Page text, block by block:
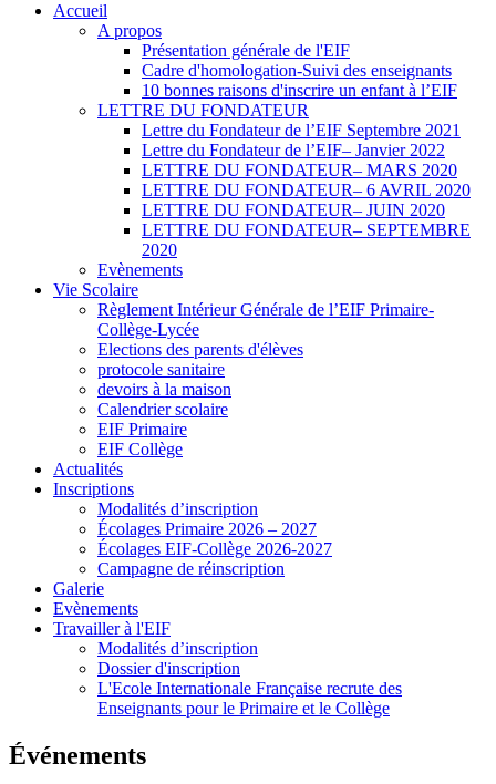
Accueil
A propos
Présentation générale de l'EIF
Cadre d'homologation-Suivi des enseignants
10 bonnes raisons d'inscrire un enfant à l’EIF
LETTRE DU FONDATEUR
Lettre du Fondateur de l’EIF Septembre 2021
Lettre du Fondateur de l’EIF– Janvier 2022
LETTRE DU FONDATEUR– MARS 2020
LETTRE DU FONDATEUR– 6 AVRIL 2020
LETTRE DU FONDATEUR– JUIN 2020
LETTRE DU FONDATEUR– SEPTEMBRE
2020
Evènements
Vie Scolaire
Règlement Intérieur Générale de l’EIF Primaire-
Collège-Lycée
Elections des parents d'élèves
protocole sanitaire
devoirs à la maison
Calendrier scolaire
EIF Primaire
EIF Collège
Actualités
Inscriptions
Modalités d’inscription
Écolages Primaire 2026 – 2027
Écolages EIF-Collège 2026-2027
Campagne de réinscription
Galerie
Evènements
Travailler à l'EIF
Modalités d’inscription
Dossier d'inscription
L'Ecole Internationale Française recrute des
Enseignants pour le Primaire et le Collège
Événements